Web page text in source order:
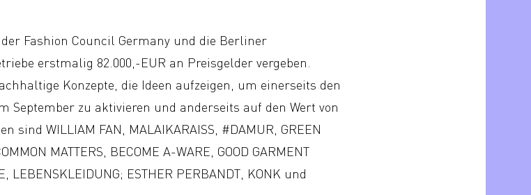
Fashion Council Germany und die Berliner
erstmalig 82.000,-EUR an Preisgelder vergeben.
Konzepte, die Ideen aufzeigen, um einerseits den
September zu aktivieren und anderseits auf den Wert von
WILLIAM FAN, MALAIKARAISS, #DAMUR, GREEN
MATTERS, BECOME A-WARE, GOOD GARMENT
LEBENSKLEIDUNG; ESTHER PERBANDT, KONK und